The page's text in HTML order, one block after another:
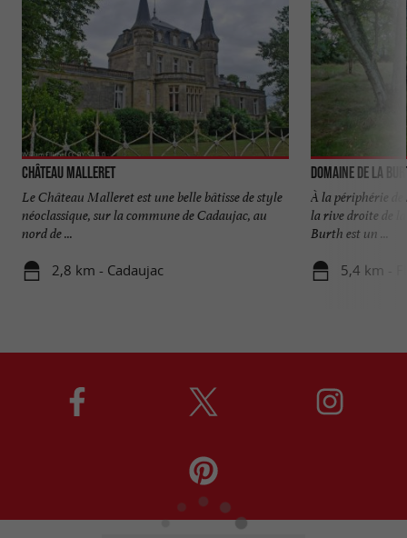
Château Malleret
Le Château Malleret est une belle bâtisse de style
néoclassique, sur la commune de Cadaujac, au
nord de ...
2,8 km - Cadaujac
Domaine de la
À la périphérie
la rive droite de
Burth est un ...
5,4 km -